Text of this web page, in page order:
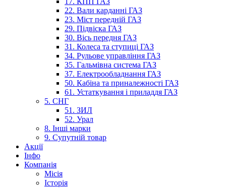
22. Вали карданні ГАЗ
23. Міст передній ГАЗ
29. Підвіска ГАЗ
30. Вісь передня ГАЗ
31. Колеса та ступиці ГАЗ
34. Рульове управління ГАЗ
35. Гальмівна система ГАЗ
37. Електрообладнання ГАЗ
50. Кабіна та приналежності ГАЗ
61. Устаткування і приладдя ГАЗ
5. СНГ
51. ЗИЛ
52. Урал
8. Інші марки
9. Супутній товар
Акції
Інфо
Компанія
Місія
Історія